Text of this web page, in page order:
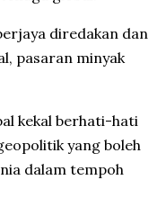
diredakan dan
pasaran minyak
kekal berhati-hati
yang boleh
dalam tempoh